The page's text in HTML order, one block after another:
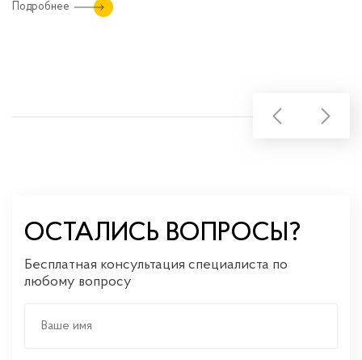
Подробнее
ОСТАЛИСЬ ВОПРОСЫ?
Бесплатная консультация специалиста по
любому вопросу